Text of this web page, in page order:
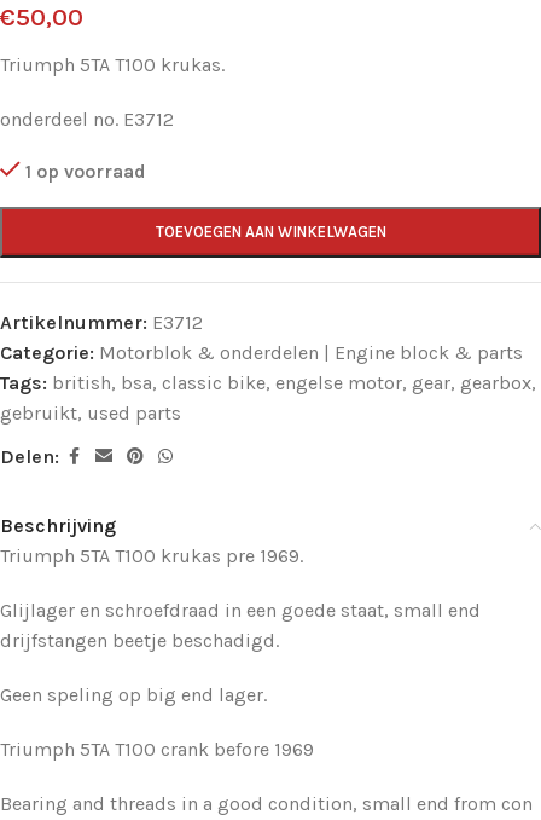
€50,00
Triumph 5TA T100 krukas.
onderdeel no. E3712
1 op voorraad
TOEVOEGEN AAN WINKELWAGEN
Artikelnummer: E3712
Categorie: Motorblok & onderdelen | Engine block & parts
Tags: british, bsa, classic bike, engelse motor, gear, gearbox,
gebruikt, used parts
Delen:
Beschrijving
Triumph 5TA T100 krukas pre 1969.
Glijlager en schroefdraad in een goede staat, small end
drijfstangen beetje beschadigd.
Geen speling op big end lager.
Triumph 5TA T100 crank before 1969
Bearing and threads in a good condition, small end from con